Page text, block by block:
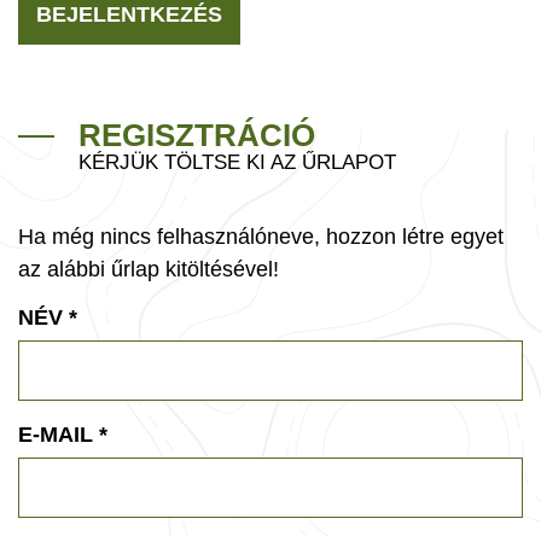
BEJELENTKEZÉS
REGISZTRÁCIÓ
KÉRJÜK TÖLTSE KI AZ ŰRLAPOT
Ha még nincs felhasználóneve, hozzon létre egyet
az alábbi űrlap kitöltésével!
NÉV *
E-MAIL *